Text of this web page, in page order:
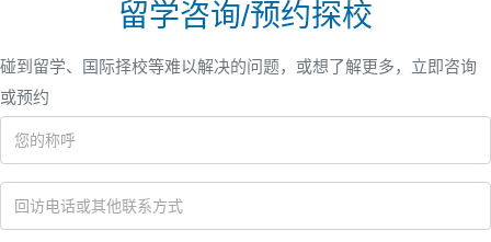
留学咨询/预约探校
碰到留学、国际择校等难以解决的问题，或想了解更多，立即咨询
或预约